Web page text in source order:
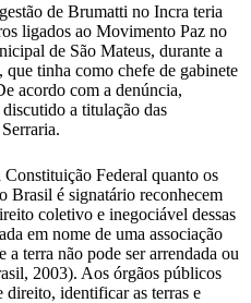
de Brumatti no Incra teria
ligados ao Movimento Paz no
de São Mateus, durante a
tinha como chefe de gabinete
acordo com a denúncia,
a titulação das
Federal quanto os
Brasil é signatário reconhecem
coletivo e inegociável dessas
em nome de uma associação
a terra não pode ser arrendada ou
2003). Aos órgãos públicos
direito, identificar as terras e